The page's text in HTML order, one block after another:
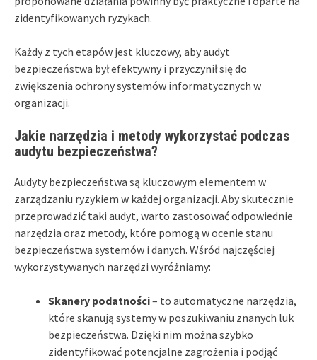
zidentyfikowanych ryzykach.
Każdy z tych etapów jest kluczowy, aby audyt
bezpieczeństwa był efektywny i przyczynił się do
zwiększenia ochrony systemów informatycznych w
organizacji.
Jakie narzędzia i metody wykorzystać podczas
audytu bezpieczeństwa?
Audyty bezpieczeństwa są kluczowym elementem w
zarządzaniu ryzykiem w każdej organizacji. Aby skutecznie
przeprowadzić taki audyt, warto zastosować odpowiednie
narzędzia oraz metody, które pomogą w ocenie stanu
bezpieczeństwa systemów i danych. Wśród najczęściej
wykorzystywanych narzędzi wyróżniamy:
Skanery podatności– to automatyczne narzędzia,
które skanują systemy w poszukiwaniu znanych luk
bezpieczeństwa. Dzięki nim można szybko
zidentyfikować potencjalne zagrożenia i podjąć